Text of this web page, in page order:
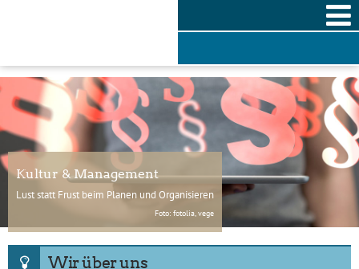
Kultur & Management
Lust statt Frust beim Planen und Organisieren
Foto: fotolia, vege
Wir über uns